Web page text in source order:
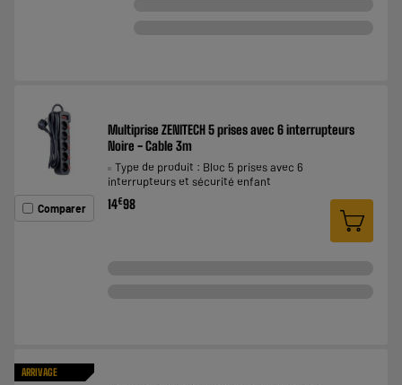
Comparer
Multiprise ZENITECH 5 prises avec 6 interrupteurs
Noire - Cable 3m
Type de produit : Bloc 5 prises avec 6
interrupteurs et sécurité enfant
14€98
ARRIVAGE